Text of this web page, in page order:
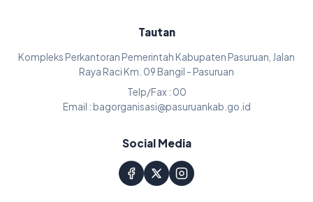
Tautan
Kompleks Perkantoran Pemerintah Kabupaten Pasuruan, Jalan
Raya Raci Km. 09 Bangil - Pasuruan
Telp/Fax : 00
Email : bagorganisasi@pasuruankab.go.id
Social Media